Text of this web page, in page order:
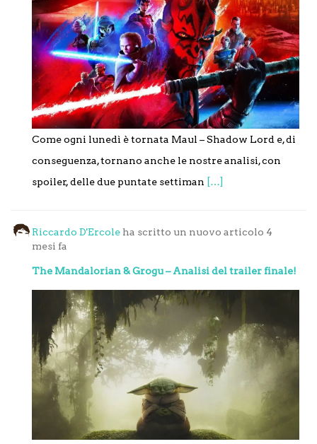
Come ogni lunedì è tornata Maul – Shadow Lord e, di
conseguenza, tornano anche le nostre analisi, con
spoiler, delle due puntate settiman
[…]
Riccardo D'Ercole ha scritto un nuovo articolo 4
mesi fa
The Mandalorian & Grogu – Analisi del trailer finale!